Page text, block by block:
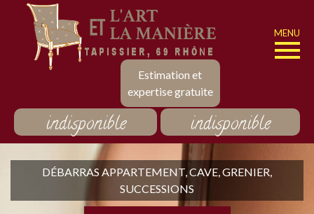
Estimation et
expertise gratuite
MENU
indisponible indisponible
DÉBARRAS APPARTEMENT, CAVE, GRENIER,
SUCCESSIONS